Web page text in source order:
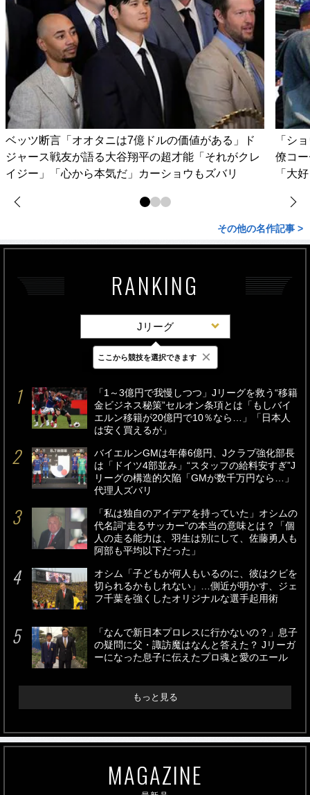
ベッツ断言「オオタニは7億ドルの価値がある」ド
ジャース戦友が語る大谷翔平の超才能「それがクレ
イジー」「心から本気だ」カーショウもズバリ
「シ
僚コ
「大
その他の名作記事 >
RANKING
Jリーグ
最新 24時間 週間
「1～3億円で我慢しつつ」Jリーグを救う“移籍
金ビジネス秘策”セルオン条項とは「もしバイ
エルン移籍が20億円で10％なら…」「日本人
は安く買えるが」
バイエルンGMは年俸6億円、Jクラブ強化部長
は「ドイツ4部並み」“スタッフの給料安すぎ”J
リーグの構造的欠陥「GMが数千万円なら…」
代理人ズバリ
「私は独自のアイデアを持っていた」オシムの
代名詞“走るサッカー”の本当の意味とは？「個
人の走る能力は、羽生は別にして、佐藤勇人も
阿部も平均以下だった」
オシム「子どもが何人もいるのに、彼はクビを
切られるかもしれない」…側近が明かす、ジェ
フ千葉を強くしたオリジナルな選手起用術
「なんで新日本プロレスに行かないの？」息子
の疑問に父・諏訪魔はなんと答えた？ Jリーガ
ーになった息子に伝えたプロ魂と愛のエール
もっと見る
MAGAZINE
ここから競技を選択できます ×